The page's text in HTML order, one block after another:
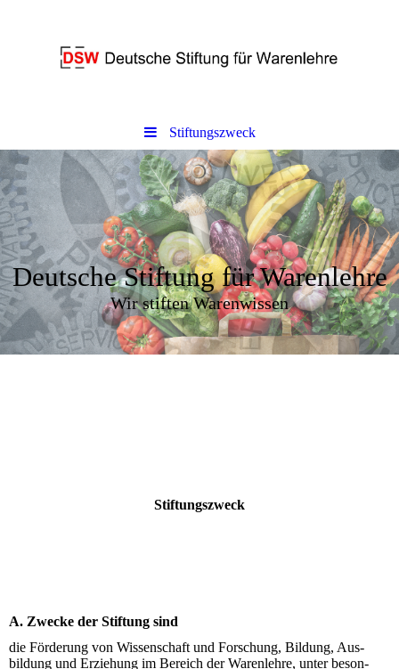
Stiftungszweck
Deutsche Stiftung für Warenlehre
Wir stiften Warenwissen
Stiftungs­­zweck
A. Zwecke der Stiftung sind
die Förderung von Wissen­schaft und For­schung, Bi­ldung, Aus­
bildung und Er­zie­hung im Be­reich der Waren­lehre, unter be­son­